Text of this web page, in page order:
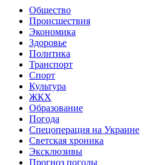
Общество
Происшествия
Экономика
Здоровье
Политика
Транспорт
Спорт
Культура
ЖКХ
Образование
Погода
Спецоперация на Украине
Светская хроника
Эксклюзивы
Прогноз погоды